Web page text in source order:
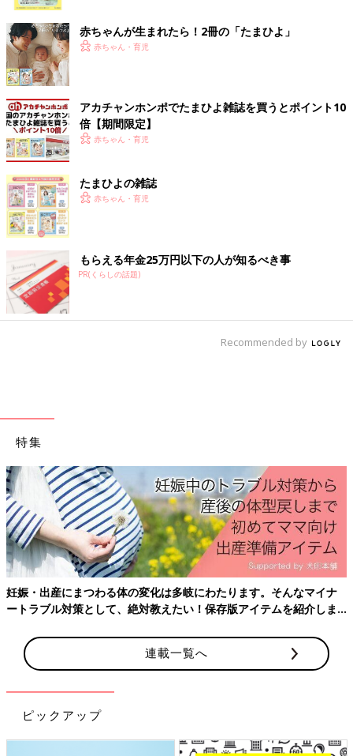
て、ばあばとじいじの部屋へ行って遊んでいたんです！ ゲート
にはロックがついているわけではなく、犬たちも自分の頭で押し
開けて出入りしていたので、それを見て覚えたのかもしれませ
ん。これまでどおりでは危ないから、なにか対策を練らないと
ね、と本並さんと相談しているところです。
指さしやジェスチャーでコミュニーションがとれる
ように
気になったものは触ってみたいお年ごろです。
ひとり歩きのスピードも速くなって、今にも走りだしそうなくら
い。外にお散歩に行っても、ひたすらずんずん歩いていたり、ど
こかに登ろうとしたり。目が離せないってこういうことなんだと
実感しています。視界も広くなったようで、遠くのものも指さし
して教えてくれるようになりました。あるときは本並さんと娘が
自宅の庭で遊んでいるときに、２階のベランダにいる私に気づい
て指さししていました。また、言葉らしい言葉はまだ話さないけ
ど、だいぶ意思疎通ができるようにも。たとえば私と本並さんが
「がんばる、がんばる〜！」みたいな言葉を言いながらポーズを
きます」や「ごちそうさま」も自分で手を合わせておじぎをする
ようになりました。
お友だちとのルール、いつからどう教える？
赤ちゃんが生まれたら！2冊の「たまひよ」
赤ちゃん・育児
アカチャンホンポでたまひよ雑誌を買うとポイント10
倍【期間限定】
赤ちゃん・育児
たまひよの雑誌
赤ちゃん・育児
もらえる年金25万円以下の人が知るべき事
PR(くらしの話題)
Recommended by
特集
妊娠・出産にまつわる体の変化は多岐にわたります。そんなマイナ
ートラブル対策として、絶対教えたい！保存版アイテムを紹介しま
連載一覧へ
ピックアップ